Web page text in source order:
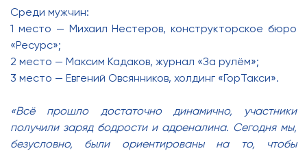
Среди мужчин:
1 место — Михаил Нестеров, конструкторское бюро
«Ресурс»;
2 место — Максим Кадаков, журнал «За рулём»;
3 место — Евгений Овсянников, холдинг «ГорТакси».
«Всё прошло достаточно динамично, участники
получили заряд бодрости и адреналина. Сегодня мы,
безусловно, были ориентированы на то, чтобы